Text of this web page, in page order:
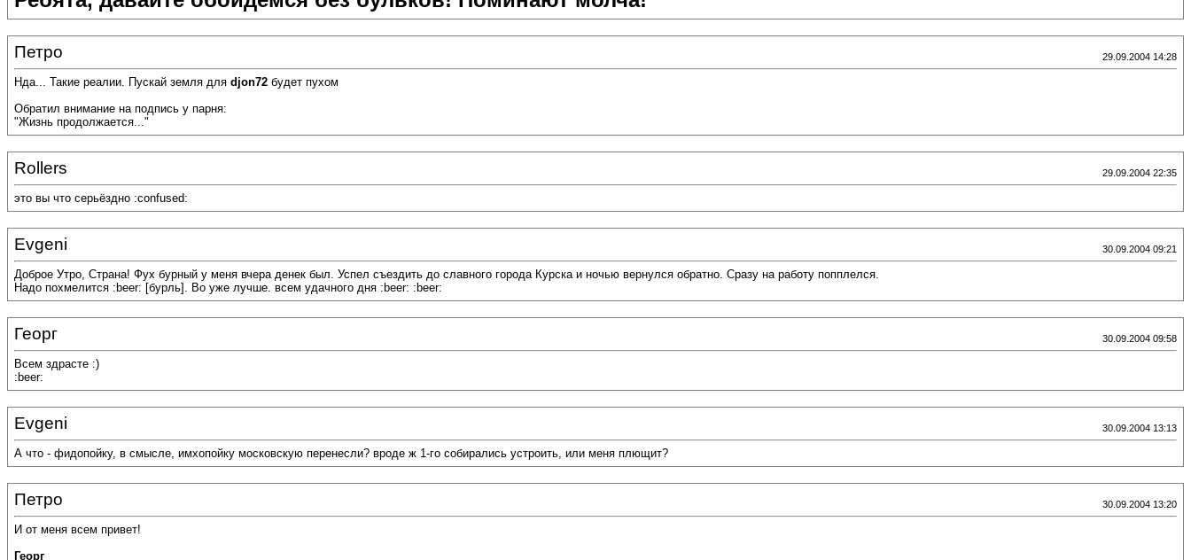
Петро 29.09.2004 14:28
Нда... Такие реалии. Пускай земля для djon72 будет пухом
Обратил внимание на подпись у парня:
"Жизнь продолжается..."
Rollers 29.09.2004 22:35
это вы что серьёздно :confused:
Evgeni 30.09.2004 09:21
Доброе Утро, Страна! Фух бурный у меня вчера денек был. Успел съездить до славного города Курска и ночью вернулся обратно. Сразу на работу попплелся.
Надо похмелится :beer: [бурль]. Во уже лучше. всем удачного дня :beer: :beer:
Георг 30.09.2004 09:58
Всем здрасте :)
:beer:
Evgeni 30.09.2004 13:13
А что - фидопойку, в смысле, имхопойку московскую перенесли? вроде ж 1-го собирались устроить, или меня плющит?
Петро 30.09.2004 13:20
И от меня всем привет!
Георг